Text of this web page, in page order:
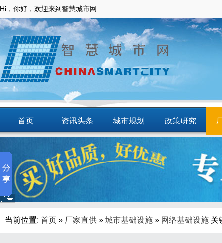
Hi，你好，欢迎来到智慧城市网
首页 资讯头条 城市规划 政策研究
智慧应用 商圈
当前位置: 首页 » 厂家直供 » 城市基础设施 » 网络基础设施 关